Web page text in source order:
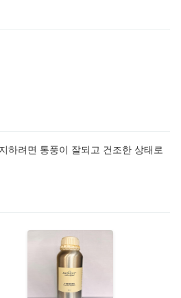
하려면 통풍이 잘되고 건조한 상태로